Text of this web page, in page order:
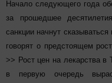
Начало следующего года
за прошедшее
санкции начнут
говорят о предстоящем
>> Рост цен на лекарства в
в первую очередь